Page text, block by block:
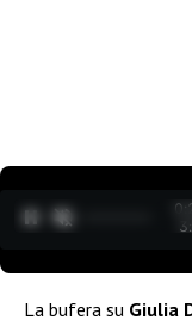
La bufera su Giulia